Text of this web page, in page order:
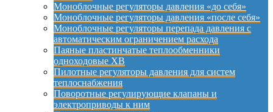
Моноблочные регуляторы давления «до себя»
Моноблочные регуляторы давления «после себя»
Моноблочные регуляторы перепада давления с
автоматическим ограничением расхода
Паяные пластинчатые теплообменники
одноходовые XB
Пилотные регуляторы давления для систем
теплоснабжения
Поворотные регулирующие клапаны и
электроприводы к ним